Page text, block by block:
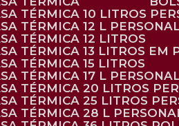
TÉRMICA 10 LITROS
TÉRMICA 12 L
TÉRMICA 12 LITROS
TÉRMICA 13 LITROS EM
TÉRMICA 15 LITROS
TÉRMICA 17 L
TÉRMICA 20 LITROS
TÉRMICA 25 LITROS
TÉRMICA 28 L